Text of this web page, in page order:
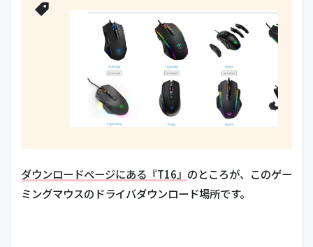
ダウンロードページにある『T16』 のところが、このゲー
ミングマウスのドライバダウンロード場所です。